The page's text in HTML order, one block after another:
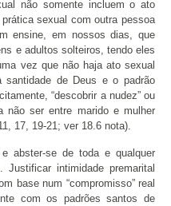
não somente incluem o ato
sexual com outra pessoa
ensine, em nossos dias, que
e adultos solteiros, tendo eles
vez que não haja ato sexual
santidade de Deus e o padrão
“descobrir a nudez” ou
não ser entre marido e mulher
17, 19-21; ver 18.6 nota).
abster-se de toda e qualquer
intimidade premarital
base num “compromisso” real
com os padrões santos de